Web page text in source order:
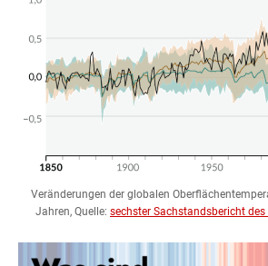
Veränderungen der globalen
Jahren, Quelle: sechster Sachstandsbericht des